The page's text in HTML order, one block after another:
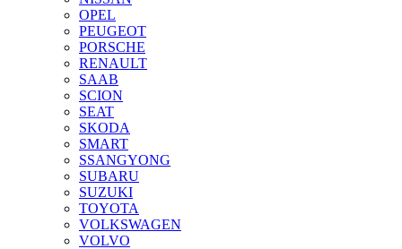
OPEL
PEUGEOT
PORSCHE
RENAULT
SAAB
SCION
SEAT
SKODA
SMART
SSANGYONG
SUBARU
SUZUKI
TOYOTA
VOLKSWAGEN
VOLVO